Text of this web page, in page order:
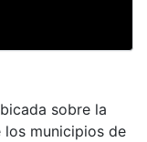
sobre la
los municipios de